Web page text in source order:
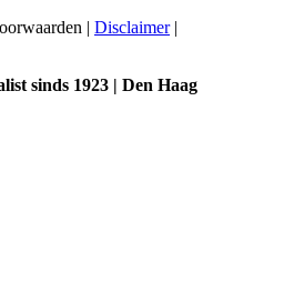
| Disclaimer|
sinds 1923 | Den Haag